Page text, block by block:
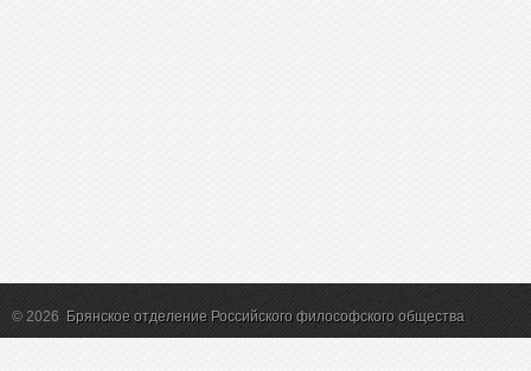
© 2026 Брянское отделение Российского философского общества